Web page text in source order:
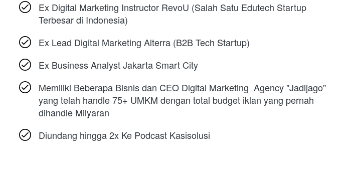
Ex Digital Marketing Instructor RevoU (Salah Satu Edutech Startup
Terbesar di Indonesia)
Ex Lead Digital Marketing Alterra (B2B Tech Startup)
Ex Business Analyst Jakarta Smart City
Memiliki Beberapa Bisnis dan CEO Digital Marketing  Agency "Jadijago"
yang telah handle 75+ UMKM dengan total budget iklan yang pernah
dihandle Milyaran
Diundang hingga 2x Ke Podcast Kasisolusi